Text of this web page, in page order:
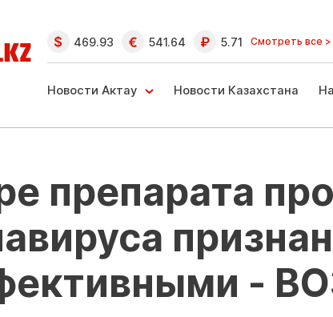
469.93 541.64 5.71 Смотреть все >
Новости Актау Новости Казахстана
препарата
-